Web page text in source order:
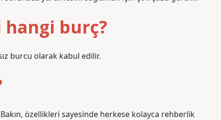
burç?
burcu olarak kabul edilir.
özellikleri sayesinde herkese kolayca rehberlik